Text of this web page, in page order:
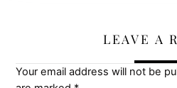
LEAVE A
Your email address will not be